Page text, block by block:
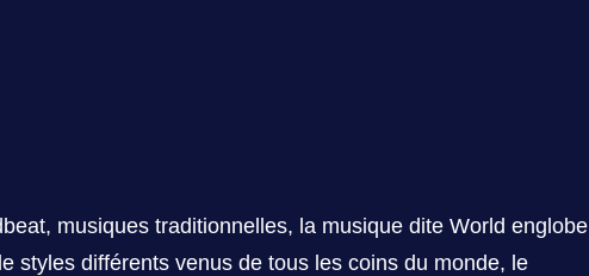
musiques traditionnelles, la musique dite World englobe
styles différents venus de tous les coins du monde, le